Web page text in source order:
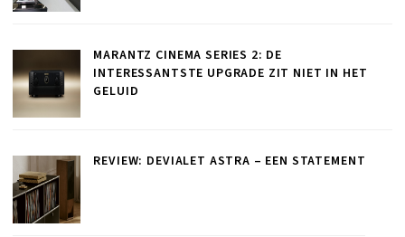
MARANTZ CINEMA SERIES 2: DE
INTERESSANTSTE UPGRADE ZIT NIET IN HET
GELUID
REVIEW: DEVIALET ASTRA – EEN STATEMENT